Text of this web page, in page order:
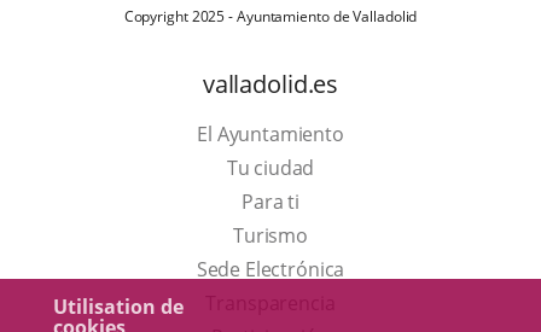
Utilisation de
Copyright 2025 - Ayuntamiento de Valladolid
valladolid.es
El Ayuntamiento
Tu ciudad
Para ti
TurismoEste
enlace
Sede Electrónica